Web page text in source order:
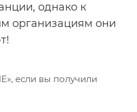
однако к
организациям они
если вы получили